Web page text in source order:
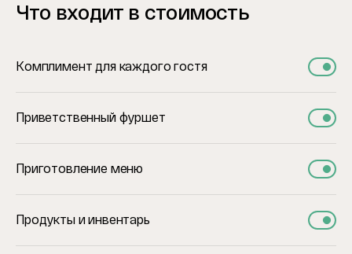
Что входит в стоимость
Комплимент для каждого гостя
Приветственный фуршет
Приготовление меню
Продукты и инвентарь